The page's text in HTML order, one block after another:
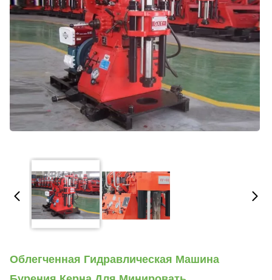
Облегченная Гидравлическая Машина